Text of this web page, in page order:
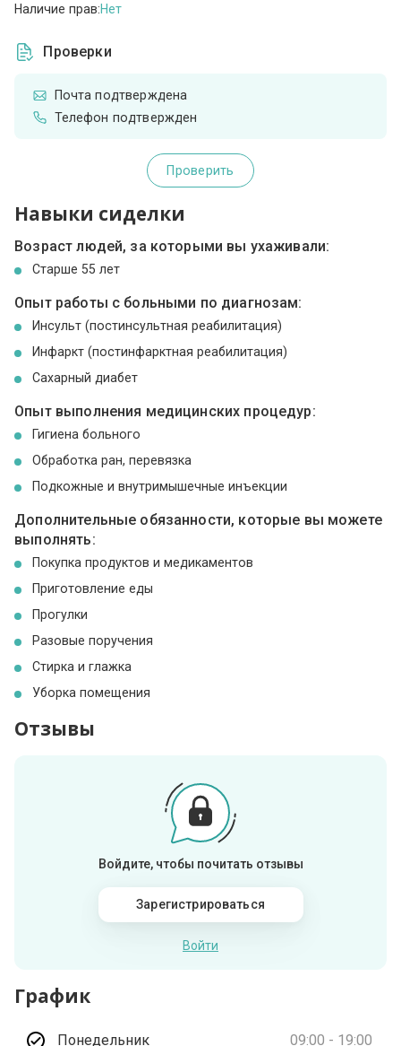
Наличие прав:Нет
Проверки
Почта подтверждена
Телефон подтвержден
Проверить
Навыки сиделки
Возраст людей, за которыми вы ухаживали:
Cтарше 55 лет
Опыт работы с больными по диагнозам:
Инсульт (постинсультная реабилитация)
Инфаркт (постинфарктная реабилитация)
Сахарный диабет
Опыт выполнения медицинских процедур:
Гигиена больного
Обработка ран, перевязка
Подкожные и внутримышечные инъекции
Дополнительные обязанности, которые вы можете
выполнять:
Покупка продуктов и медикаментов
Приготовление еды
Прогулки
Разовые поручения
Стирка и глажка
Уборка помещения
Отзывы
Войдите, чтобы почитать отзывы
Зарегистрироваться
Войти
График
Понедельник 09:00 - 19:00